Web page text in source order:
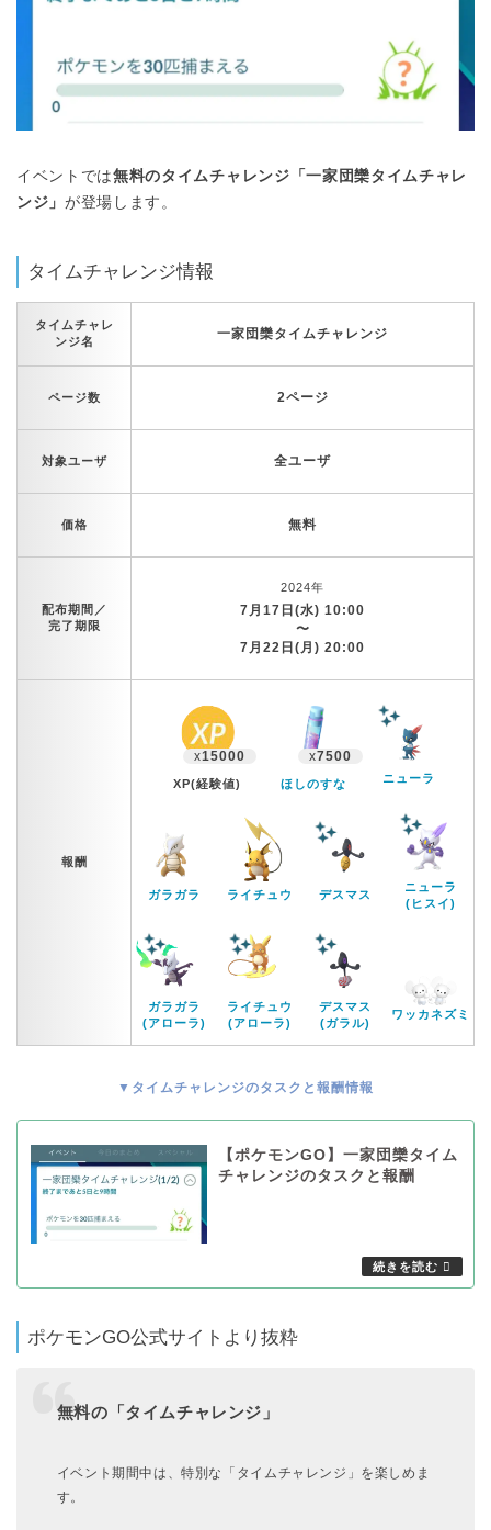
イベントでは無料のタイムチャレンジ「一家団欒タイムチャレ
ンジ」が登場します。
タイムチャレンジ情報
タイムチャレ
ンジ名
一家団欒タイムチャレンジ
ページ数 2ページ
対象ユーザ 全ユーザ
価格 無料
配布期間／
完了期限
2024年
7月17日(水) 10:00
〜
7月22日(月) 20:00
報酬
x15000
XP(経験値)
x7500
ほしのすな ニューラ
ガラガラ ライチュウ デスマス
ニューラ
(ヒスイ)
ガラガラ
(アローラ)
ライチュウ
(アローラ)
デスマス
(ガラル)
ワッカネズミ
▼タイムチャレンジのタスクと報酬情報
【ポケモンGO】一家団欒タイム
チャレンジのタスクと報酬
ポケモンGO公式サイトより抜粋
無料の「タイムチャレンジ」
イベント期間中は、特別な「タイムチャレンジ」を楽しめま
す。